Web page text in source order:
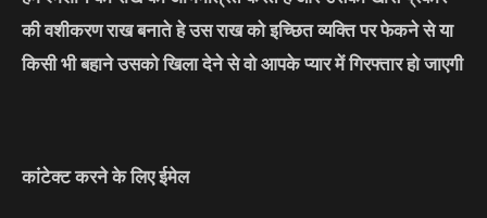
की वशीकरण राख बनाते हे उस राख को इच्छित व्यक्ति पर फेकने से या
किसी भी बहाने उसको खिला देने से वो आपके प्यार में गिरफ्तार हो जाएगी
कांटेक्ट करने के लिए ईमेल